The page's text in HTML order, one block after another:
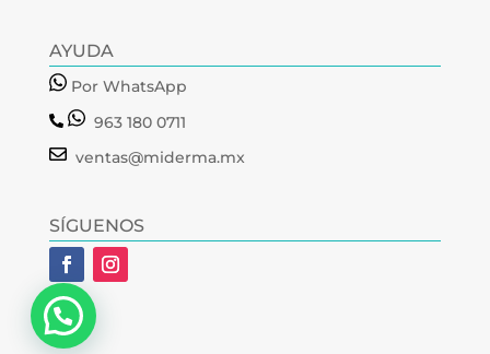
AYUDA
Por WhatsApp
963 180 0711
ventas@miderma.mx
SÍGUENOS